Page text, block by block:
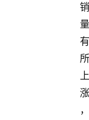
销
量
有
所
上
涨
，